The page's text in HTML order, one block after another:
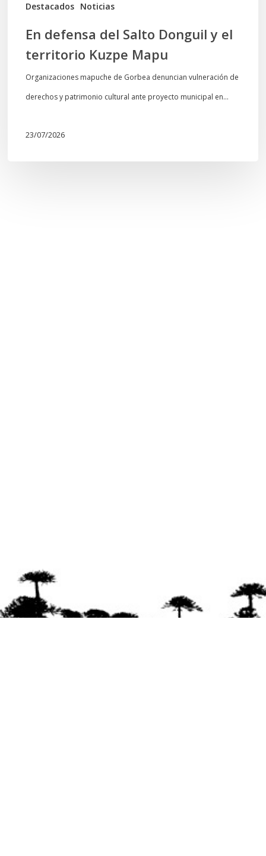
Destacados Noticias
En defensa del Salto Donguil y el
territorio Kuzpe Mapu
Organizaciones mapuche de Gorbea denuncian vulneración de
derechos y patrimonio cultural ante proyecto municipal en…
23/07/2026